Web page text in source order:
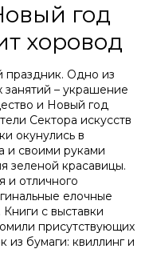
год
хоровод
праздник. Одно из
– украшение
и Новый год
Сектора искусств
окунулись в
и своими руками
зеленой красавицы.
и отличного
елочные
с выставки
присутствующих
из бумаги: квиллинг и